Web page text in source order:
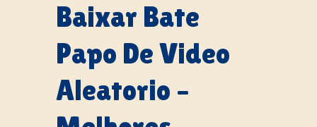
Baixar Bate
Papo De Video
Aleatorio –